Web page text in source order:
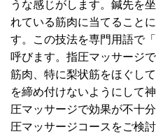
うな感じがします。鍼先を
れている筋肉に当てること
す。この技法を専門用語で
呼びます。指圧マッサージ
筋肉、特に梨状筋をほぐし
を締め付けないようにして
圧マッサージで効果が不十
圧マッサージコースをご検討